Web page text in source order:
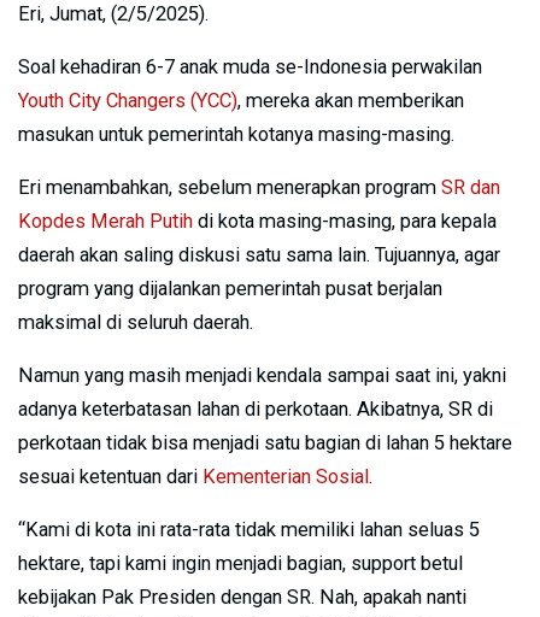
Eri, Jumat, (2/5/2025).
Soal kehadiran 6-7 anak muda se-Indonesia perwakilan
Youth City Changers (YCC), mereka akan memberikan
masukan untuk pemerintah kotanya masing-masing.
Eri menambahkan, sebelum menerapkan program SR dan
Kopdes Merah Putih di kota masing-masing, para kepala
daerah akan saling diskusi satu sama lain. Tujuannya, agar
program yang dijalankan pemerintah pusat berjalan
maksimal di seluruh daerah.
Namun yang masih menjadi kendala sampai saat ini, yakni
adanya keterbatasan lahan di perkotaan. Akibatnya, SR di
perkotaan tidak bisa menjadi satu bagian di lahan 5 hektare
sesuai ketentuan dari Kementerian Sosial.
“Kami di kota ini rata-rata tidak memiliki lahan seluas 5
hektare, tapi kami ingin menjadi bagian, support betul
kebijakan Pak Presiden dengan SR. Nah, apakah nanti